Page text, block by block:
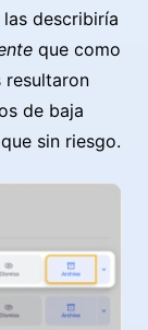
describiría
que como
resultaron
de baja
sin riesgo.